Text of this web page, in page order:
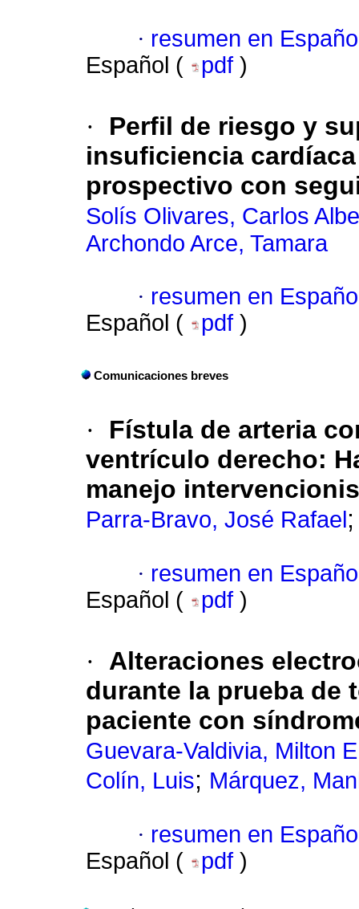
· resumen en
Español (
pdf )
·
Perfil de riesgo y
insuficiencia
prospectivo con
Solís Olivares, Carlos
Archondo Arce, Tamara
· resumen en
Español (
pdf )
Comunicaciones breves
·
Fístula de arteria
ventrículo derecho:
manejo
Parra-Bravo, José Rafael
· resumen en
Español (
pdf )
·
Alteraciones
durante la prueba de
paciente con
Guevara-Valdivia, Milton E
Colín, Luis; Márquez,
· resumen en
Español (
pdf )